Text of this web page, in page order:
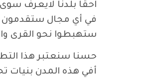
احقا بلدنا لايعرف
في أي مجال ستقدمون
ستهبطوا نحو القرى
حسنا سنعتبر هذا
أفي هذه المدن بنيات